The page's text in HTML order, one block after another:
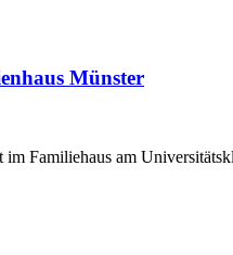
Münster
Familiehaus am